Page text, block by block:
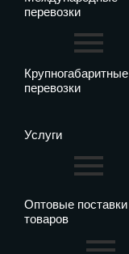
перевозки
Крупногабаритные
перевозки
Услуги
Оптовые поставки
товаров